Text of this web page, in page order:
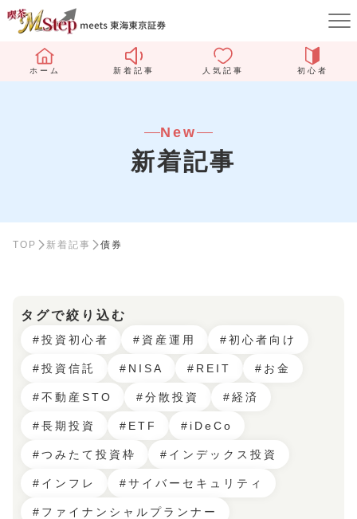
ホーム 新着記事 人気記事 初心者
New
新着記事
TOP 新着記事 債券
タグで絞り込む
#投資初心者 #資産運用 #初心者向け
#投資信託 #NISA #REIT #お金
#不動産STO #分散投資 #経済
#長期投資 #ETF #iDeCo
#つみたて投資枠 #インデックス投資
#インフレ #サイバーセキュリティ
#ファイナンシャルプランナー